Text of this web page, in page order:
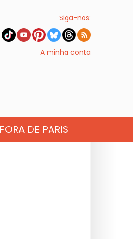
Siga-nos:
A minha conta
FORA DE PARIS